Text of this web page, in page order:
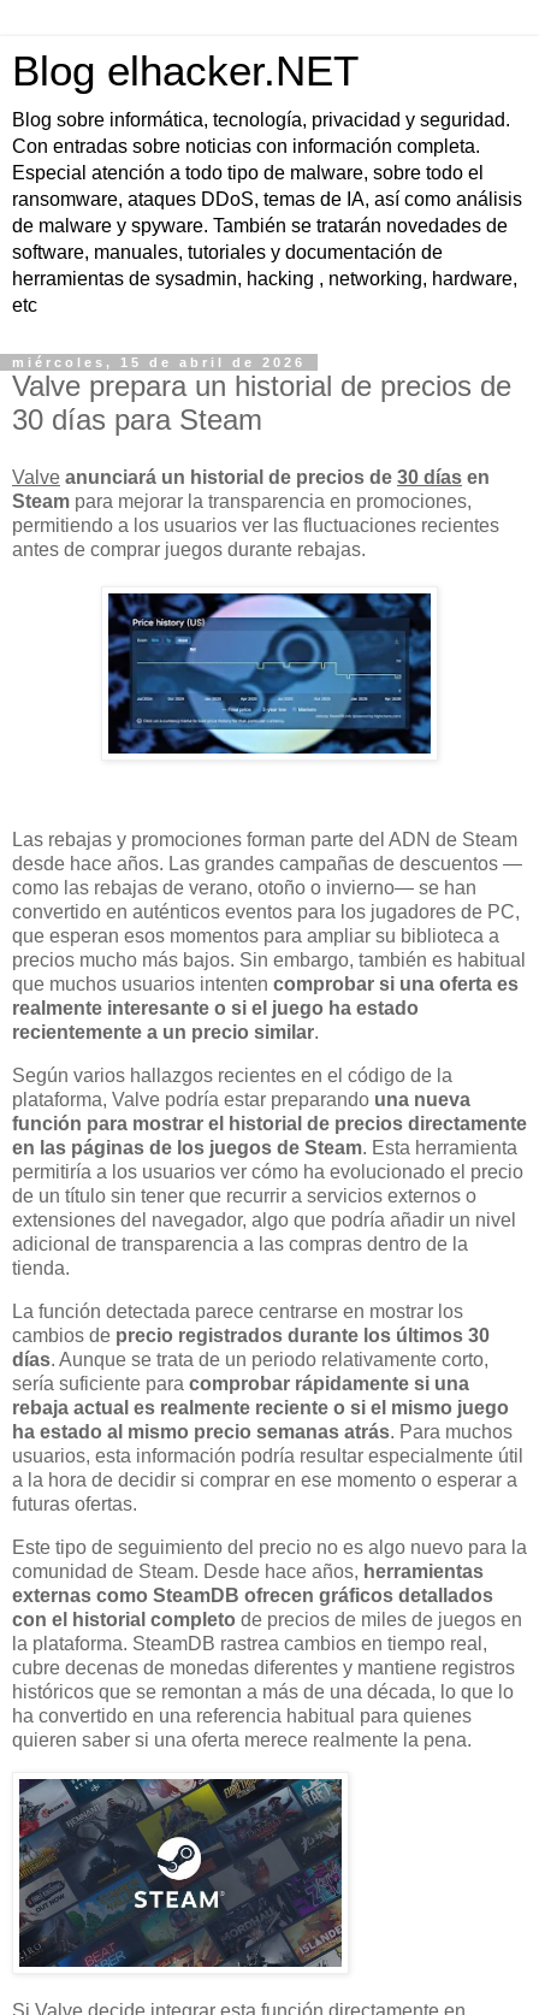
Blog elhacker.NET
Blog sobre informática, tecnología, privacidad y seguridad.
Con entradas sobre noticias con información completa.
Especial atención a todo tipo de malware, sobre todo el
ransomware, ataques DDoS, temas de IA, así como análisis
de malware y spyware. También se tratarán novedades de
software, manuales, tutoriales y documentación de
herramientas de sysadmin, hacking , networking, hardware,
etc
miércoles, 15 de abril de 2026
Valve prepara un historial de precios de
30 días para Steam
Valve anunciará un historial de precios de 30 días en
Steam para mejorar la transparencia en promociones,
permitiendo a los usuarios ver las fluctuaciones recientes
antes de comprar juegos durante rebajas.
Las rebajas y promociones forman parte del ADN de Steam
desde hace años. Las grandes campañas de descuentos —
como las rebajas de verano, otoño o invierno— se han
convertido en auténticos eventos para los jugadores de PC,
que esperan esos momentos para ampliar su biblioteca a
precios mucho más bajos. Sin embargo, también es habitual
que muchos usuarios intenten comprobar si una oferta es
realmente interesante o si el juego ha estado
recientemente a un precio similar.
Según varios hallazgos recientes en el código de la
plataforma, Valve podría estar preparando una nueva
función para mostrar el historial de precios directamente
en las páginas de los juegos de Steam. Esta herramienta
permitiría a los usuarios ver cómo ha evolucionado el precio
de un título sin tener que recurrir a servicios externos o
extensiones del navegador, algo que podría añadir un nivel
adicional de transparencia a las compras dentro de la
tienda.
La función detectada parece centrarse en mostrar los
cambios de precio registrados durante los últimos 30
días. Aunque se trata de un periodo relativamente corto,
sería suficiente para comprobar rápidamente si una
rebaja actual es realmente reciente o si el mismo juego
ha estado al mismo precio semanas atrás. Para muchos
usuarios, esta información podría resultar especialmente útil
a la hora de decidir si comprar en ese momento o esperar a
futuras ofertas.
Este tipo de seguimiento del precio no es algo nuevo para la
comunidad de Steam. Desde hace años, herramientas
externas como SteamDB ofrecen gráficos detallados
con el historial completo de precios de miles de juegos en
la plataforma. SteamDB rastrea cambios en tiempo real,
cubre decenas de monedas diferentes y mantiene registros
históricos que se remontan a más de una década, lo que lo
ha convertido en una referencia habitual para quienes
quieren saber si una oferta merece realmente la pena.
Si Valve decide integrar esta función directamente en